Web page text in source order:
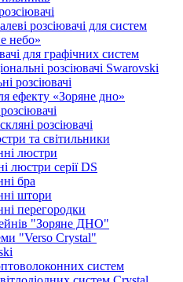
розсіювачі для систем
небо»
для графічних систем
розсіювачі Swarovski
розсіювачі
ефекту «Зоряне дно»
розсіювачі
та світильники
люстри
люстри серії DS
бра
штори
перегородки
"Зоряне ДНО"
"Verso Crystal"
систем